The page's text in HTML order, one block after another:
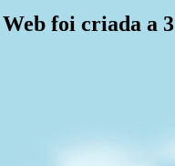
foi criada a